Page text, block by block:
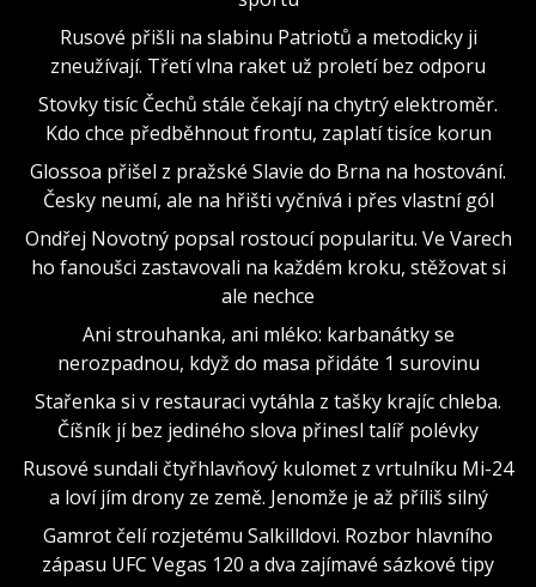
Rusové přišli na slabinu Patriotů a metodicky ji
zneužívají. Třetí vlna raket už proletí bez odporu
Stovky tisíc Čechů stále čekají na chytrý elektroměr.
Kdo chce předběhnout frontu, zaplatí tisíce korun
Glossoa přišel z pražské Slavie do Brna na hostování.
Česky neumí, ale na hřišti vyčnívá i přes vlastní gól
Ondřej Novotný popsal rostoucí popularitu. Ve Varech
ho fanoušci zastavovali na každém kroku, stěžovat si
ale nechce
Ani strouhanka, ani mléko: karbanátky se
nerozpadnou, když do masa přidáte 1 surovinu
Stařenka si v restauraci vytáhla z tašky krajíc chleba.
Číšník jí bez jediného slova přinesl talíř polévky
Rusové sundali čtyřhlavňový kulomet z vrtulníku Mi-24
a loví jím drony ze země. Jenomže je až příliš silný
Gamrot čelí rozjetému Salkilldovi. Rozbor hlavního
zápasu UFC Vegas 120 a dva zajímavé sázkové tipy